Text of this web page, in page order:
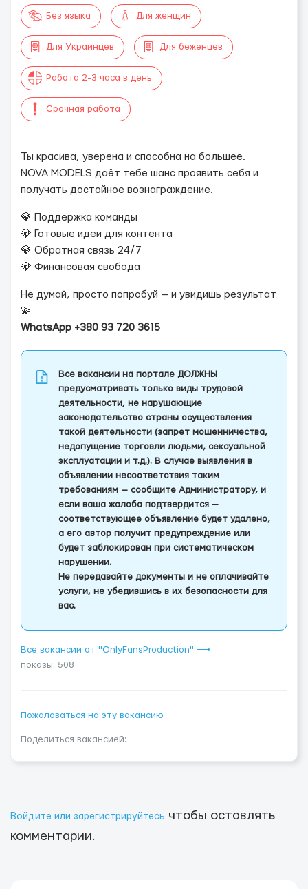
Без языка Для женщин
Для Украинцев Для беженцев
Работа 2-3 часа в день
Срочная работа
Ты красива, уверена и способна на большее.
NOVA MODELS даёт тебе шанс проявить себя и
получать достойное вознаграждение.
💎 Поддержка команды
💎 Готовые идеи для контента
💎 Обратная связь 24/7
💎 Финансовая свобода
Не думай, просто попробуй — и увидишь результат
💫
WhatsApp +380 93 720 3615
Все вакансии на портале ДОЛЖНЫ
предусматривать только виды трудовой
деятельности, не нарушающие
законодательство страны осуществления
такой деятельности (запрет мошенничества,
недопущение торговли людьми, сексуальной
эксплуатации и т.д.). В случае выявления в
объявлении несоответствия таким
требованиям — сообщите Администратору, и
если ваша жалоба подтвердится —
соответствующее объявление будет удалено,
а его автор получит предупреждение или
будет заблокирован при систематическом
нарушении.
Не передавайте документы и не оплачивайте
услуги, не убедившись в их безопасности для
вас.
Все вакансии от "OnlyFansProduction" ⟶
показы: 508
Пожаловаться на эту вакансию
Поделиться вакансией:
Войдите или зарегистрируйтесь чтобы оставлять
комментарии.